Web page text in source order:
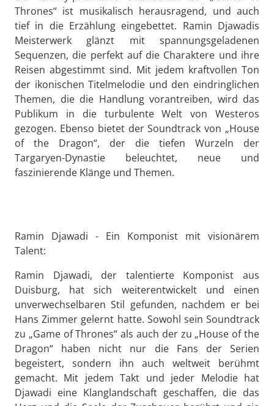
Thrones“ ist musikalisch herausragend, und auch
tief in die Erzählung eingebettet. Ramin Djawadis
Meisterwerk glänzt mit spannungsgeladenen
Sequenzen, die perfekt auf die Charaktere und ihre
Reisen abgestimmt sind. Mit jedem kraftvollen Ton
der ikonischen Titelmelodie und den eindringlichen
Themen, die die Handlung vorantreiben, wird das
Publikum in die turbulente Welt von Westeros
gezogen. Ebenso bietet der Soundtrack von „House
of the Dragon“, der die tiefen Wurzeln der
Targaryen-Dynastie beleuchtet, neue und
faszinierende Klänge und Themen.
Ramin Djawadi - Ein Komponist mit visionärem
Talent:
Ramin Djawadi, der talentierte Komponist aus
Duisburg, hat sich weiterentwickelt und einen
unverwechselbaren Stil gefunden, nachdem er bei
Hans Zimmer gelernt hatte. Sowohl sein Soundtrack
zu „Game of Thrones“ als auch der zu „House of the
Dragon“ haben nicht nur die Fans der Serien
begeistert, sondern ihn auch weltweit berühmt
gemacht. Mit jedem Takt und jeder Melodie hat
Djawadi eine Klanglandschaft geschaffen, die das